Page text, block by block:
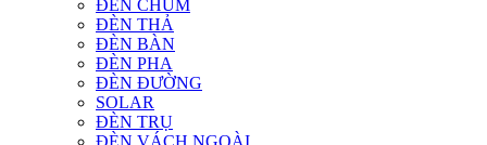
ĐÈN CHÙM
ĐÈN THẢ
ĐÈN BÀN
ĐÈN PHA
ĐÈN ĐƯỜNG
SOLAR
ĐÈN TRỤ
ĐÈN VÁCH NGOÀI